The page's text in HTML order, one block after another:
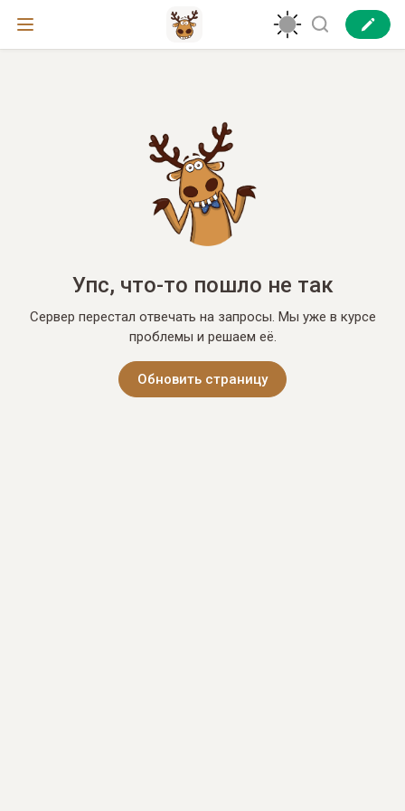
Упс, что-то пошло не так
Сервер перестал отвечать на запросы. Мы уже в курсе
проблемы и решаем её.
Обновить страницу